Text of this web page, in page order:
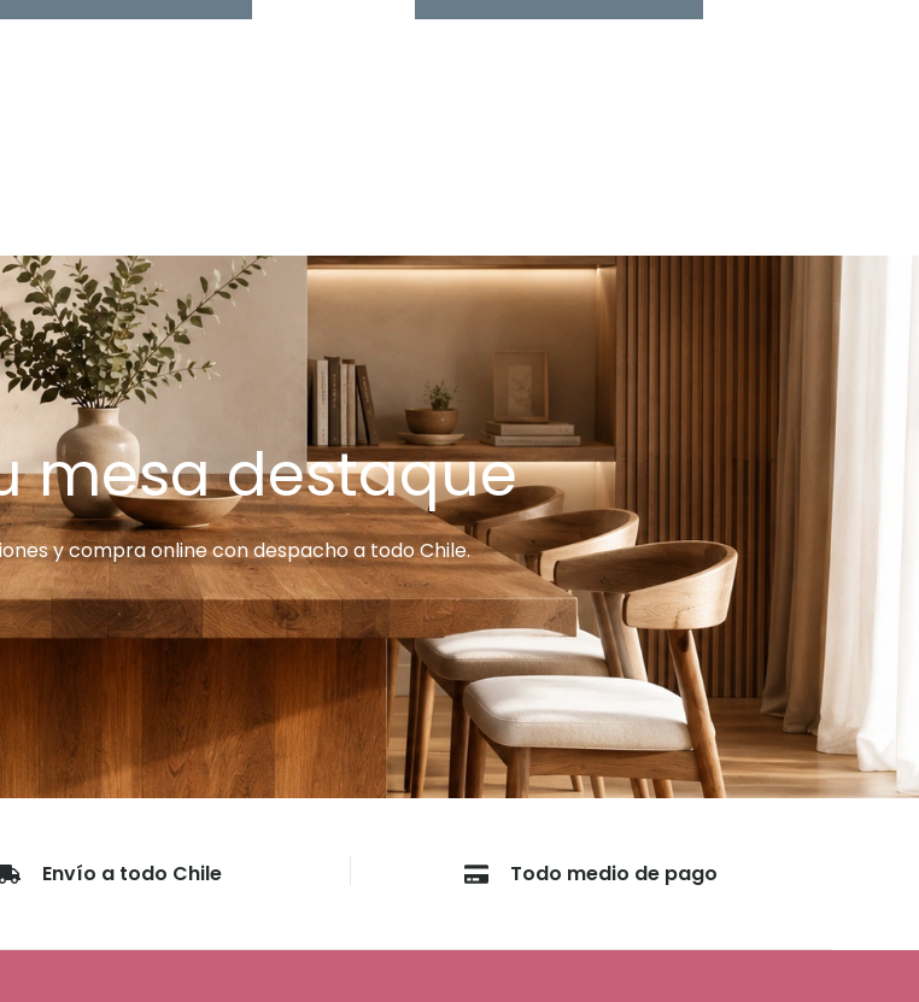
mesa destaque
y compra online con despacho a todo Chile.
Envío a todo Chile Todo medio de pago